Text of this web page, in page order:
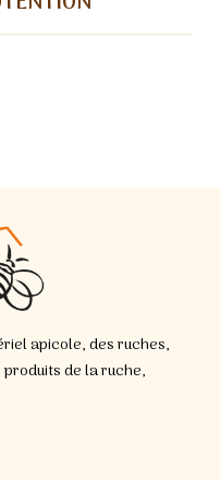
apicole, des ruches,
de la ruche,